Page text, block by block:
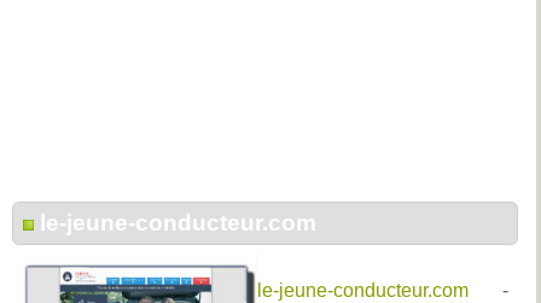
le-jeune-conducteur.com
le-jeune-conducteur.com -